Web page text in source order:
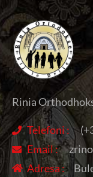
Rinia
Telefoni :
Email :
Adresa :